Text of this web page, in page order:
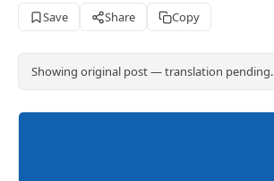
Save Share Copy
Showing original post — translation pending.